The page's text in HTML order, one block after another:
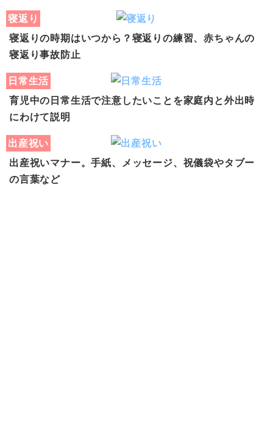
寝返り
寝返りの時期はいつから？寝返りの練習、赤ちゃんの
寝返り事故防止
日常生活
育児中の日常生活で注意したいことを家庭内と外出時
にわけて説明
出産祝い
出産祝いマナー。手紙、メッセージ、祝儀袋やタブー
の言葉など